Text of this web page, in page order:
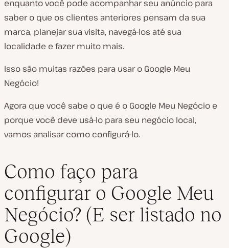
enquanto você pode acompanhar seu anúncio para
saber o que os clientes anteriores pensam da sua
marca, planejar sua visita, navegá-los até sua
localidade e fazer muito mais.
Isso são muitas razões para usar o Google Meu
Negócio!
Agora que você sabe o que é o Google Meu Negócio e
porque você deve usá-lo para seu negócio local,
vamos analisar como configurá-lo.
Como faço para
configurar o Google Meu
Negócio? (E ser listado no
Google)